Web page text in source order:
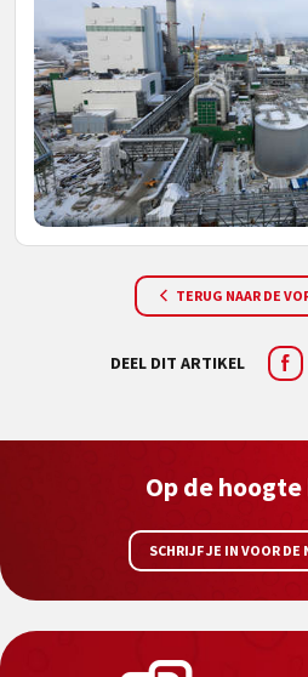
TERUG NAAR DE
DEEL DIT ARTIKEL
Op de
SCHRIJF JE IN VOOR DE